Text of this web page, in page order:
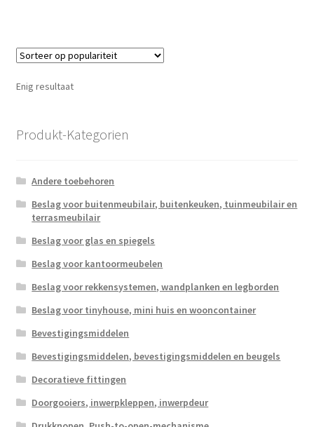
Enig resultaat
Produkt-Kategorien
Andere toebehoren
Beslag voor buitenmeubilair, buitenkeuken, tuinmeubilair en
terrasmeubilair
Beslag voor glas en spiegels
Beslag voor kantoormeubelen
Beslag voor rekkensystemen, wandplanken en legborden
Beslag voor tinyhouse, mini huis en wooncontainer
Bevestigingsmiddelen
Bevestigingsmiddelen, bevestigingsmiddelen en beugels
Decoratieve fittingen
Doorgooiers, inwerpkleppen, inwerpdeur